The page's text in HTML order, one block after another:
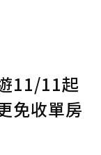
認送出
11/11起
免收單房